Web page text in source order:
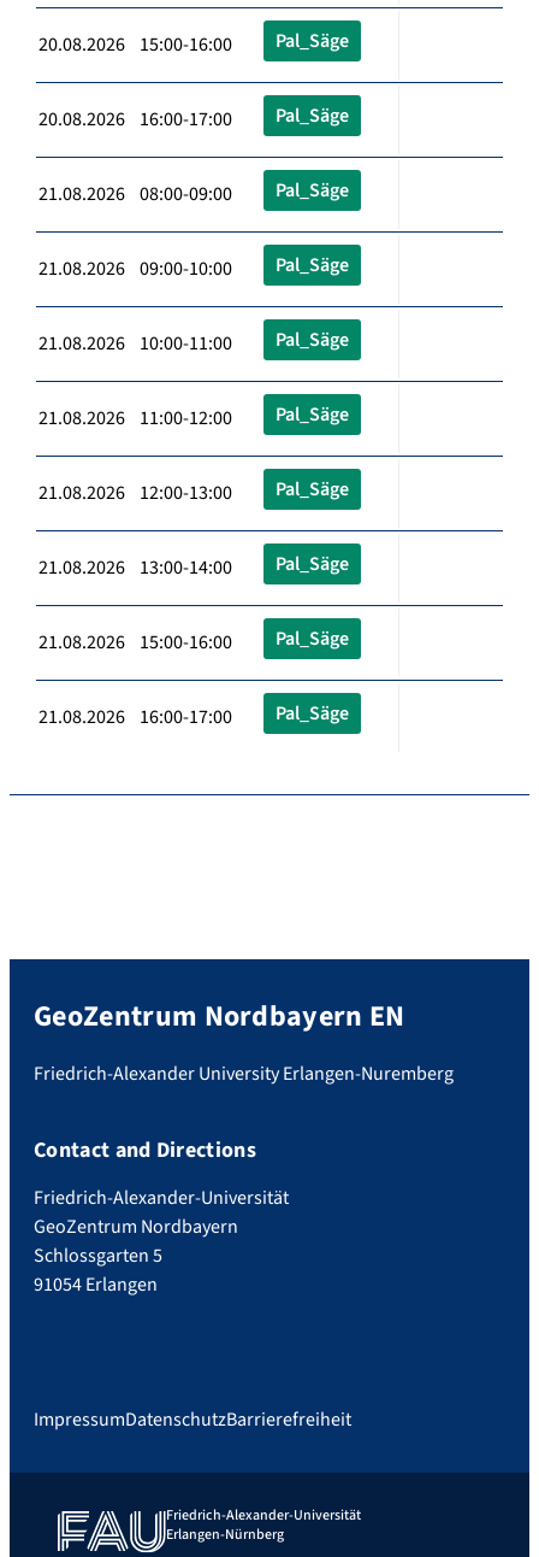
20.08.2026 15:00-16:00 Pal_Säge
20.08.2026 16:00-17:00 Pal_Säge
21.08.2026 08:00-09:00 Pal_Säge
21.08.2026 09:00-10:00 Pal_Säge
21.08.2026 10:00-11:00 Pal_Säge
21.08.2026 11:00-12:00 Pal_Säge
21.08.2026 12:00-13:00 Pal_Säge
21.08.2026 13:00-14:00 Pal_Säge
21.08.2026 15:00-16:00 Pal_Säge
21.08.2026 16:00-17:00 Pal_Säge
GeoZentrum Nordbayern EN
Friedrich-Alexander University Erlangen-Nuremberg
Contact and Directions
Friedrich-Alexander-Universität
GeoZentrum Nordbayern
Schlossgarten 5
91054 Erlangen
ImpressumDatenschutzBarrierefreiheit
Friedrich-Alexander-Universität
Erlangen-Nürnberg